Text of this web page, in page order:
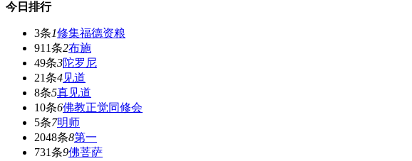
今日排行
3条1修集福德资粮
911条2布施
49条3陀罗尼
21条4见道
8条5真见道
10条6佛教正觉同修会
5条7明师
2048条8第一
731条9佛菩萨